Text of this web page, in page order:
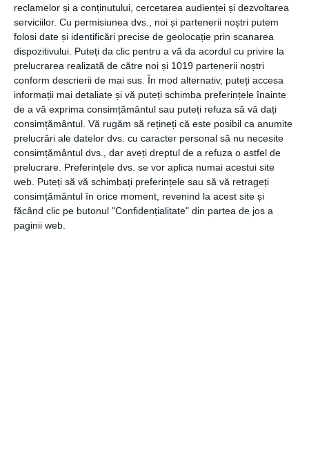
reclamelor și a conținutului, cercetarea audienței și dezvoltarea
serviciilor. Cu permisiunea dvs., noi și partenerii noștri putem
folosi date și identificări precise de geolocație prin scanarea
dispozitivului. Puteți da clic pentru a vă da acordul cu privire la
prelucrarea realizată de către noi și 1019 partenerii noștri
conform descrierii de mai sus. În mod alternativ, puteți accesa
informații mai detaliate și vă puteți schimba preferințele înainte
de a vă exprima consimțământul sau puteți refuza să vă dați
consimțământul. Vă rugăm să rețineți că este posibil ca anumite
prelucrări ale datelor dvs. cu caracter personal să nu necesite
consimțământul dvs., dar aveți dreptul de a refuza o astfel de
prelucrare. Preferințele dvs. se vor aplica numai acestui site
web. Puteți să vă schimbați preferințele sau să vă retrageți
consimțământul în orice moment, revenind la acest site și
făcând clic pe butonul "Confidențialitate" din partea de jos a
paginii web.
Preturi mai avantajoase
Online este mult mai simplu sa fii la curent cu cele mai noi
promotii, astfel ca nu mai reprezinta niciun fel de secret
faptul ca in cadrul unui magazin online, ai posibilitatea de a
regasi produsele favorite la preturi cu totul si cu totul
speciale si de care poti afla foarte simplu. Spre exemplu,
prin simpla abonare la newsletter, poti fi la curent cu toate
discount-urile aplicate in ziua respectiva.